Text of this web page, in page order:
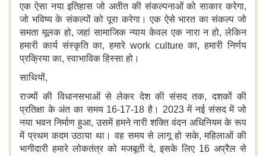
एक ऐसा नया इतिहास जो अतीत की संकल्पनाओं को साकार करेगा,
जो भविष्य के संकल्पों को पूरा करेगा। एक ऐसे भारत का संकल्प जो
समता मूलक हो, जहां सामाजिक न्याय केवल एक नारा न हो, लेकिन
हमारी कार्य संस्कृति का, हमारे work culture का, हमारी निर्णय
प्रक्रिया का, स्वाभाविक हिस्सा हो।
साथियों,
राज्यों की विधानसभाओं से लेकर देश की संसद तक, दशकों की
प्रतिक्षा के अंत का समय 16-17-18 है। 2023 में नई संसद में जो
नया भवन निर्माण हुआ, उसमें हमने नारी शक्ति वंदन अधिनियम के रूप
में प्रथम कदम उठाया था। वह समय से लागू हो सके, महिलाओं की
भागीदारी हमारे लोकतंत्र को मजबूती दे, इसके लिए 16 अप्रैल से